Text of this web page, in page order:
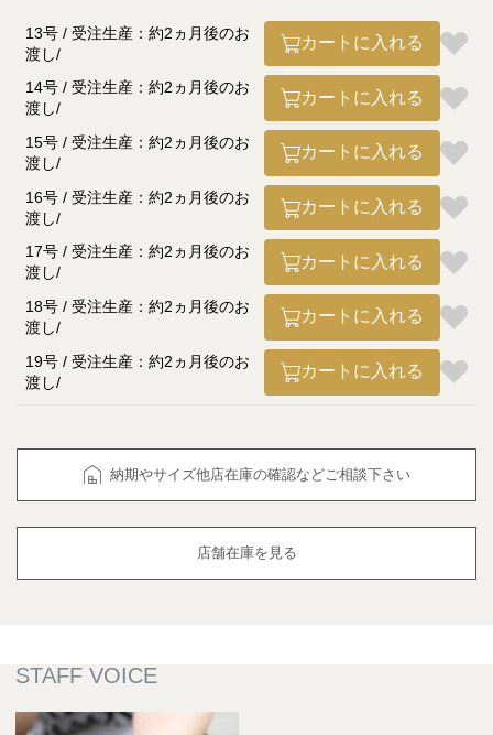
13号 / 受注生産：約2ヵ月後のお
渡し
カートに入れる
14号 / 受注生産：約2ヵ月後のお
渡し
カートに入れる
15号 / 受注生産：約2ヵ月後のお
渡し
カートに入れる
16号 / 受注生産：約2ヵ月後のお
渡し
カートに入れる
17号 / 受注生産：約2ヵ月後のお
渡し
カートに入れる
18号 / 受注生産：約2ヵ月後のお
渡し
カートに入れる
19号 / 受注生産：約2ヵ月後のお
渡し
カートに入れる
納期やサイズ他店在庫の確認などご相談下さい
店舗在庫を見る